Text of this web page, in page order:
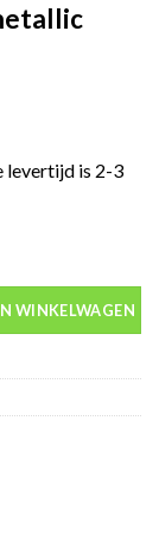
levertijd is 2-3
spuitbus 400ml
WINKELWAGEN